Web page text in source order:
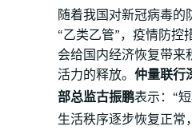
随着我国对新冠病毒的
“乙类乙管”，疫情防控
会给国内经济恢复带来
活力的释放。 仲量联行
部总监古振鹏表示：“
生活秩序逐步恢复正常